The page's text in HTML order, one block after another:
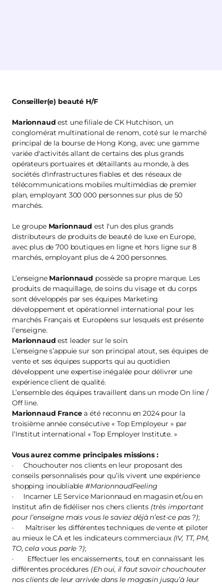
Conseiller(e) beauté H/F
Marionnaud est une filiale de CK Hutchison, un
conglomérat multinational de renom, coté sur le marché
principal de la bourse de Hong Kong, avec une gamme
variée d'activités allant de certains des plus grands
opérateurs portuaires et détaillants au monde, à des
sociétés d'infrastructures fiables et des réseaux de
télécommunications mobiles multimédias de premier
plan, employant 300 000 personnes sur plus de 50
marchés.
Le groupe Marionnaud est l'un des plus grands
distributeurs de produits de beauté de luxe en Europe,
avec plus de 700 boutiques en ligne et hors ligne sur 8
marchés, employant plus de 4 200 personnes.
L’enseigne Marionnaud possède sa propre marque. Les
produits de maquillage, de soins du visage et du corps
sont développés par ses équipes Marketing
développement et opérationnel international pour les
marchés Français et Européens sur lesquels est présente
l’enseigne.
Marionnaud est leader sur le soin.
L’enseigne s’appuie sur son principal atout, ses équipes de
vente et ses équipes supports qui au quotidien
développent une expertise inégalée pour délivrer une
expérience client de qualité.
L’ensemble des équipes travaillent dans un mode On line /
Off line.
Marionnaud Francea été reconnu en 2024 pour la
troisième année consécutive « Top Employeur » par
l’Institut international « Top Employer Institute. »
Vous aurez comme principales missions :
· Chouchouter nos clients en leur proposant des
conseils personnalisés pour qu’ils vivent une expérience
shopping inoubliable#MarionnaudFeeling
· Incarner LE Service Marionnaud en magasin et/ou en
Institut afin de fidéliser nos chers clients (très important
pour l’enseigne mais vous le saviez déjà n’est-ce pas ?);
· Maîtriser les différentes techniques de vente et piloter
au mieux le CA et les indicateurs commerciaux (IV, TT, PM,
TO, cela vous parle ?);
· Effectuer les encaissements, tout en connaissant les
différentes procédures (Eh oui, il faut savoir chouchouter
nos clients de leur arrivée dans le magasin jusqu’à leur